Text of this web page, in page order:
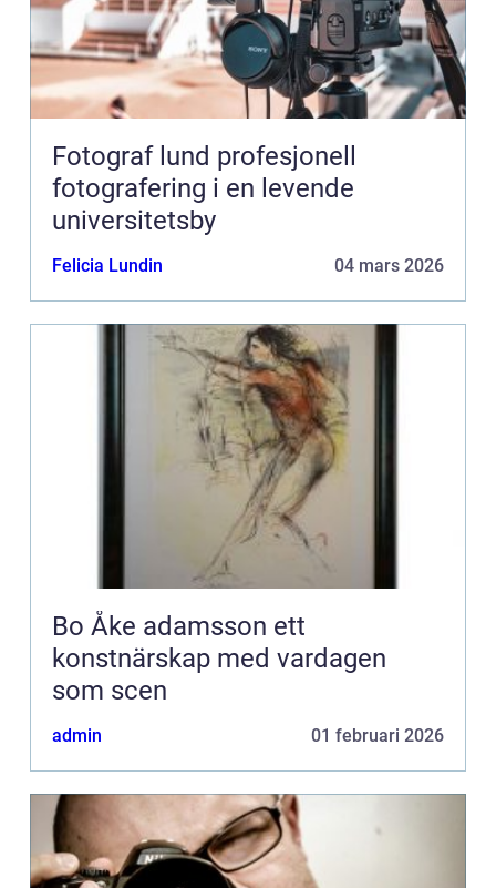
Fotograf lund profesjonell
fotografering i en levende
universitetsby
Felicia Lundin 04 mars 2026
Bo Åke adamsson ett
konstnärskap med vardagen
som scen
admin 01 februari 2026